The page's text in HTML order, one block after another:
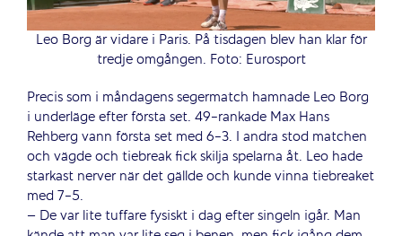
Leo Borg är vidare i Paris. På tisdagen blev han klar för
tredje omgången. Foto: Eurosport
Precis som i måndagens segermatch hamnade Leo Borg
i underläge efter första set. 49-rankade Max Hans
Rehberg vann första set med 6-3. I andra stod matchen
och vägde och tiebreak fick skilja spelarna åt. Leo hade
starkast nerver när det gällde och kunde vinna tiebreaket
med 7-5.
– De var lite tuffare fysiskt i dag efter singeln igår. Man